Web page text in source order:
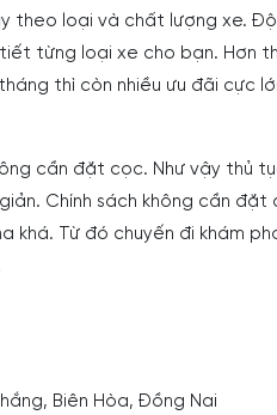
theo loại và chất lượng xe.
từng loại xe cho bạn. Hơn
thì còn nhiều ưu đãi cực
cần đặt cọc. Như vậy thủ
Chính sách không cần đặt
khá. Từ đó chuyến đi khám
Biên Hòa, Đồng Nai